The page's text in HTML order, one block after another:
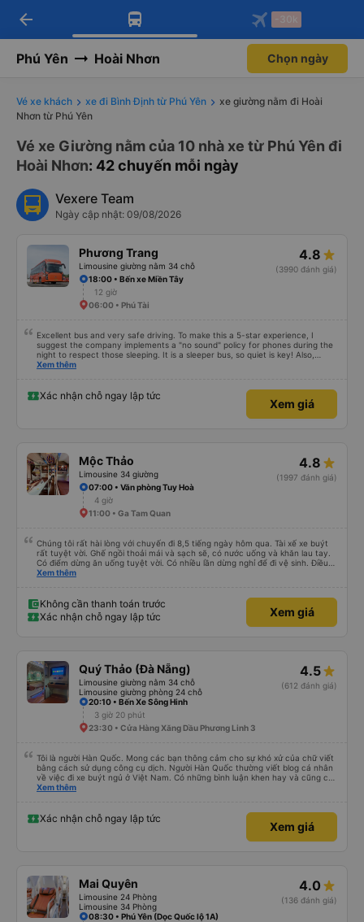
Tải app Vexere ngay!
Nhận ưu đãi thành viên độc
Mở app
Tải app Vexere
-30k/ghế khi đặt vé máy bay qua
Mở app
arrow_back -30k
Phú Yên Hoài Nhơn Chọn ngày
Vé xe khách xe đi Bình Định từ Phú Yên
xe giường nằm đi Hoài
Nhơn từ Phú Yên
Vé xe Giường nằm của 10 nhà xe từ Phú Yên đi
Hoài Nhơn: 42 chuyến mỗi ngày
Vexere Team
Ngày cập nhật: 09/08/2026
Phương Trang
Limousine giường nằm 34 chỗ
4.8
(3990 đánh giá)
18:00 • Bến xe Miền Tây
12 giờ
06:00 • Phú Tài
Excellent bus and very safe driving. To make this a 5-star experience, I
suggest the company implements a "no sound" policy for phones during the
night to respect those sleeping. It is a sleeper bus, so quiet is key! Also,
please display the Wi-Fi password clearly inside the cabin for convenience. I
quy định rõ ràng về việc giữ im lặng (tắt âm thanh điện thoại) vào ban đêm
để tránh làm phiền hành khách khác ngủ. Ngoài ra, nhà xe nên dán sẵn mật
khẩu Wi-Fi trong xe để hành khách dễ dàng sử dụng. Tôi vẫn sẽ tiếp tục ủng
Xem thêm
Xác nhận chỗ ngay lập tức
Xem giá
Mộc Thảo
Limousine 34 giường
4.8
(1997 đánh giá)
07:00 • Văn phòng Tuy Hoà
4 giờ
11:00 • Ga Tam Quan
Chúng tôi rất hài lòng với chuyến đi 8,5 tiếng ngày hôm qua. Tài xế xe buýt
rất tuyệt vời. Ghế ngồi thoải mái và sạch sẽ, có nước uống và khăn lau tay.
Có điểm dừng ăn uống tuyệt vời. Có nhiều lần dừng nghỉ để đi vệ sinh. Điều
duy nhất tôi muốn đề xuất để cải thiện là cho phép thanh toán bằng thẻ
Xem thêm
Không cần thanh toán trước
Xác nhận chỗ ngay lập tức
Xem giá
Quý Thảo (Đà Nẵng)
Limousine giường nằm 34 chỗ
Limousine giường phòng 24 chỗ
4.5
(612 đánh giá)
20:10 • Bến Xe Sông Hinh
3 giờ 20 phút
23:30 • Cửa Hàng Xăng Dầu Phương Linh 3
Tôi là người Hàn Quốc. Mong các bạn thông cảm cho sự khó xử của chữ viết
bằng cách sử dụng công cụ dịch. Người Hàn Quốc thường viết blog cá nhân
về việc đi xe buýt ngủ ở Việt Nam. Có những bình luận khen hay và cũng có
những bình luận khen vất vả nên tôi đã rất lo lắng. Đó là một sự lo lắng vô
를 보시게 되는 한국분들께 정보를 드리자면 저는 다낭에서 꾸이년가는 버스를 탔습
니다. 같은 회사라도 버스마다 퀄리티가 다른지는 모르겠는데, 제가 탄 버스는 쾌적
하고 좋았어요. 자리 넓찍하고 베개 이불 깨끗합니다. 뭐 경적소리야 베트남에서는
뭐 전 새우자세가 편해서 불만은 없었습니다 : )
Xem thêm
Xác nhận chỗ ngay lập tức
Xem giá
Mai Quyên
Limousine 24 Phòng
Limousine 34 Phòng
4.0
(136 đánh giá)
08:30 • Phú Yên (Dọc Quốc lộ 1A)